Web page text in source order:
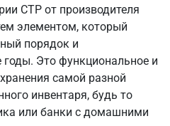
СТР от производителя
элементом, который
порядок и
годы. Это функциональное и
самой разной
инвентаря, будь то
или банки с домашними